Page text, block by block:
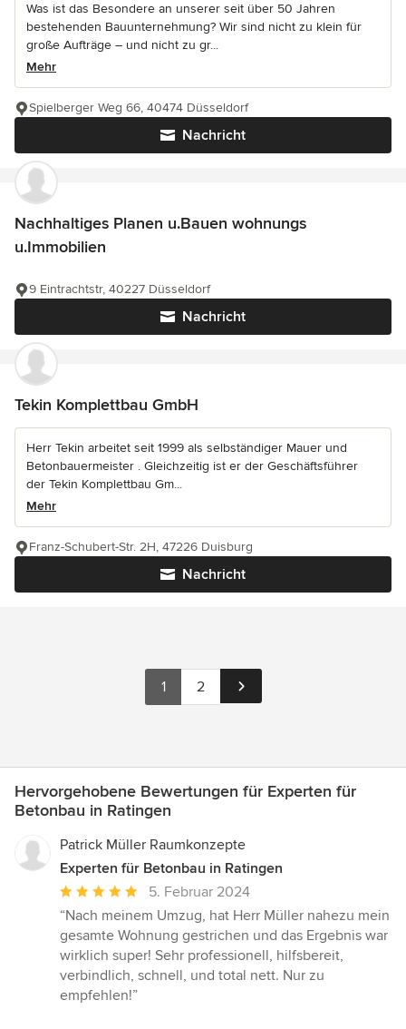
Was ist das Besondere an unserer seit über 50 Jahren
bestehenden Bauunternehmung? Wir sind nicht zu klein für
große Aufträge – und nicht zu gr...
Mehr
Nachricht
Spielberger Weg 66, 40474 Düsseldorf
Nachhaltiges Planen u.Bauen wohnungs
u.Immobilien
Nachricht
9 Eintrachtstr, 40227 Düsseldorf
Tekin Komplettbau GmbH
Herr Tekin arbeitet seit 1999 als selbständiger Mauer und
Betonbauermeister . Gleichzeitig ist er der Geschäftsführer
der Tekin Komplettbau Gm...
Mehr
Nachricht
Franz-Schubert-Str. 2H, 47226 Duisburg
1 2
Hervorgehobene Bewertungen für Experten für
Betonbau in Ratingen
Patrick Müller Raumkonzepte
Experten für Betonbau in Ratingen
Durchschnittliche
Bewertung:
5
von
5
Sternen
5. Februar 2024
“Nach meinem Umzug, hat Herr Müller nahezu mein
gesamte Wohnung gestrichen und das Ergebnis war
wirklich super! Sehr professionell, hilfsbereit,
verbindlich, schnell, und total nett. Nur zu
empfehlen!”